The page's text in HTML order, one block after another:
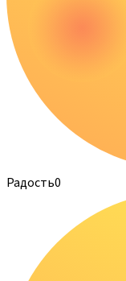
Радость0